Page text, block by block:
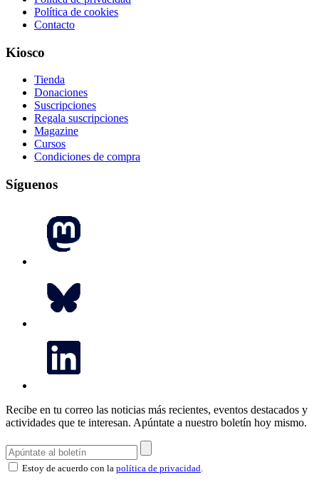
Política de cookies
Contacto
Kiosco
Tienda
Donaciones
Suscripciones
Regala suscripciones
Magazine
Cursos
Condiciones de compra
Síguenos
Recibe en tu correo las noticias más recientes, eventos destacados y
actividades que te interesan. Apúntate a nuestro boletín hoy mismo.
Estoy de acuerdo con la política de privacidad